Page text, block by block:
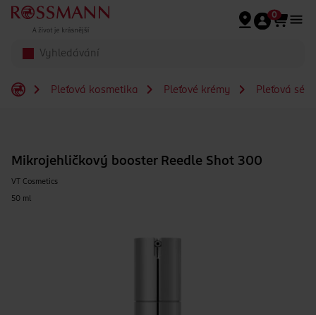
Přeskočit na hlavmní obsah
0
Pleťová kosmetika Pleťové krémy Pleťová
Mikrojehličkový booster Reedle Shot 300
VT Cosmetics
50 ml